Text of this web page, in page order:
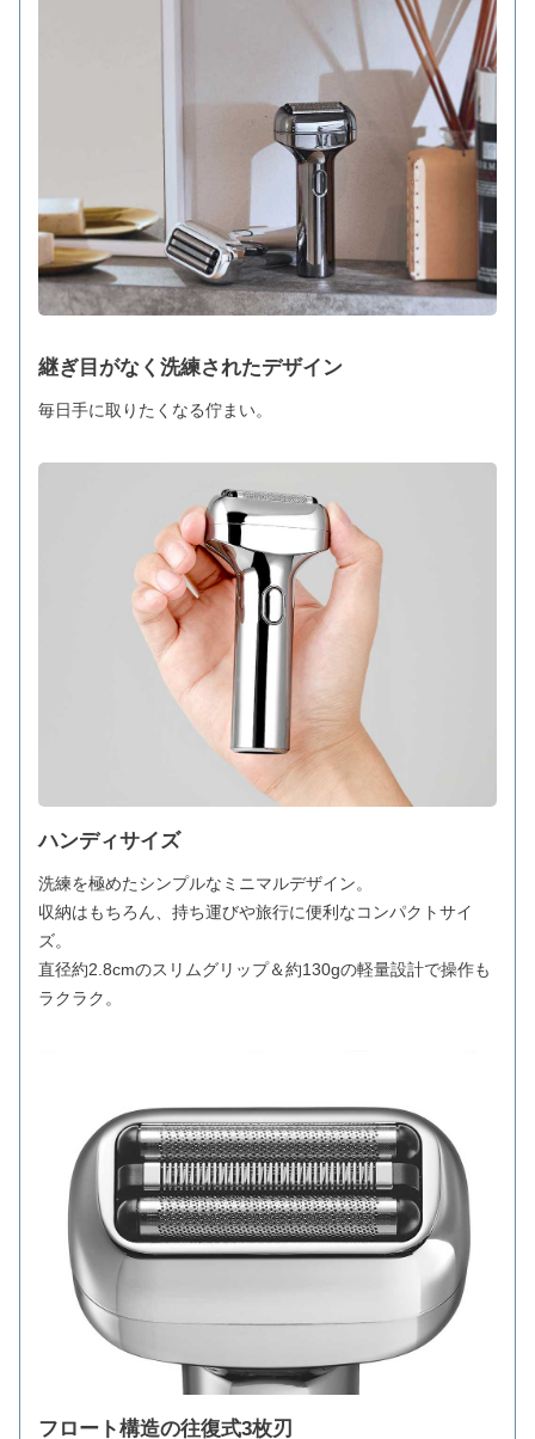
継ぎ目がなく洗練されたデザイン
毎日手に取りたくなる佇まい。
ハンディサイズ
洗練を極めたシンプルなミニマルデザイン。
収納はもちろん、持ち運びや旅行に便利なコンパクトサイ
ズ。
直径約2.8cmのスリムグリップ＆約130gの軽量設計で操作も
ラクラク。
フロート構造の往復式3枚刃